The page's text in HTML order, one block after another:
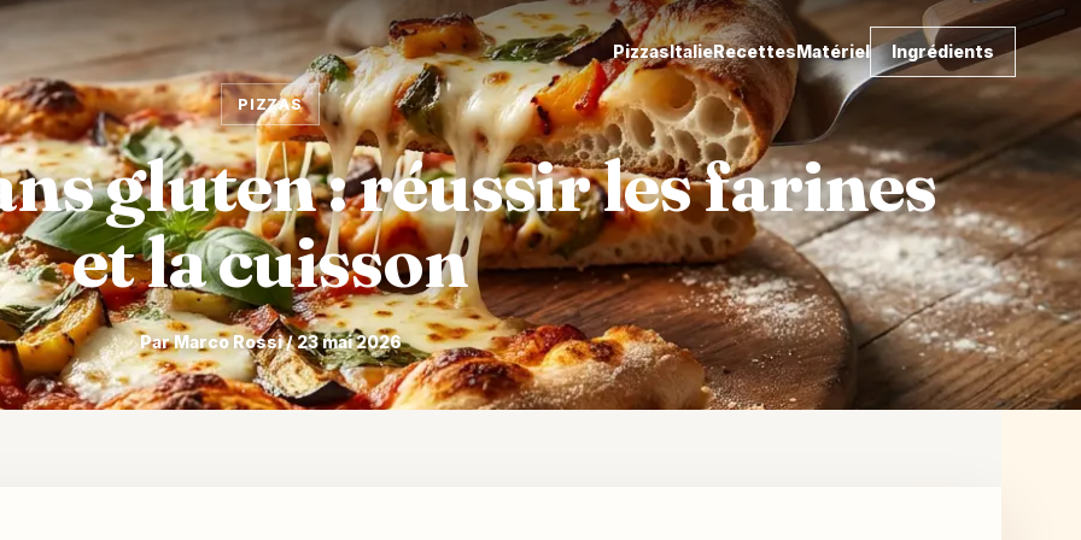
PizzasItalieRecettesMatériel Ingrédients
PIZZAS
gluten : réussir les farines
et la cuisson
Par Marco Rossi / 23 mai 2026